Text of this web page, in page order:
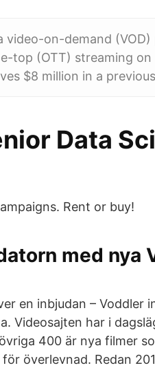
video-on-demand
top (OTT) streaming
$8 million in a
Data
Rent or buy!
med nya
en inbjudan – Voddler
Videosajten har i
400 är nya filmer
överlevnad. Redan